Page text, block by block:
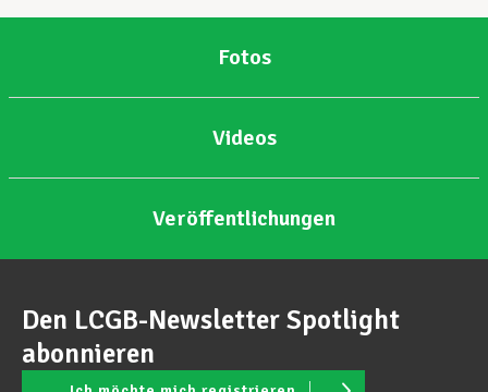
Mitglied werden
Fotos
Videos
Veröffentlichungen
Den LCGB-Newsletter Spotlight
abonnieren